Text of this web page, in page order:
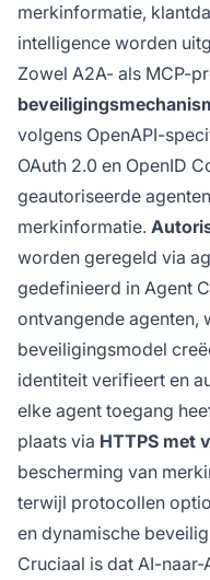
merkinformatie,
intelligence worden
Zowel A2A- als MCP-
volgens OpenAPI-
OAuth 2.0 en OpenID
geautoriseerde
merkinformatie.
worden geregeld via
gedefinieerd in Agent
ontvangende agenten,
beveiligingsmodel
identiteit verifieert en
elke agent toegang
plaats via HTTPS met
bescherming van
terwijl protocollen
en dynamische
Cruciaal is dat AI-